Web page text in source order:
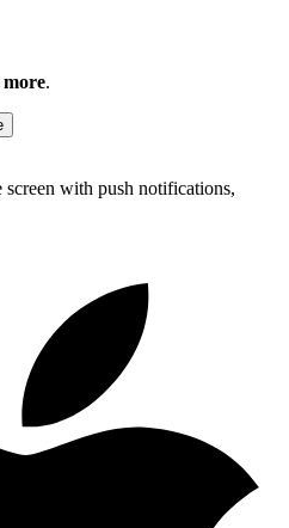
.
with push notifications,